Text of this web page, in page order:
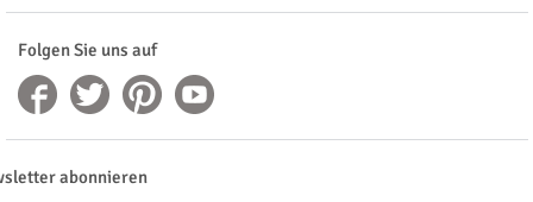
Folgen Sie uns auf
abonnieren